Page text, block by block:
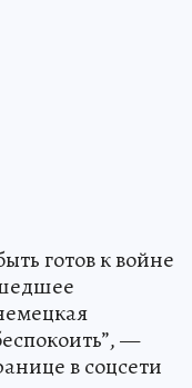
готов к войне
—
в соцсети